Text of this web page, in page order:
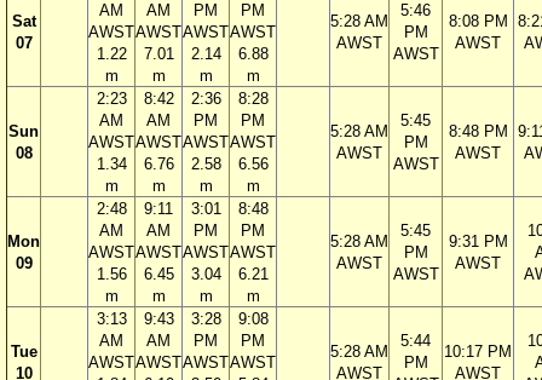
Sat
07
AM
AWST
1.22
m
AM
AWST
7.01
m
PM
AWST
2.14
m
PM
AWST
6.88
m
5:28 AM
AWST
5:46
PM
AWST
8:08 PM
AWST
Sun
08
2:23
AM
AWST
1.34
m
8:42
AM
AWST
6.76
m
2:36
PM
AWST
2.58
m
8:28
PM
AWST
6.56
m
5:28 AM
AWST
5:45
PM
AWST
8:48 PM
AWST
Mon
09
2:48
AM
AWST
1.56
m
9:11
AM
AWST
6.45
m
3:01
PM
AWST
3.04
m
8:48
PM
AWST
6.21
m
5:28 AM
AWST
5:45
PM
AWST
9:31 PM
AWST
Tue
10
3:13
AM
AWST
9:43
AM
AWST
3:28
PM
AWST
9:08
PM
AWST
5:28 AM
AWST
5:44
PM
10:17 PM
AWST